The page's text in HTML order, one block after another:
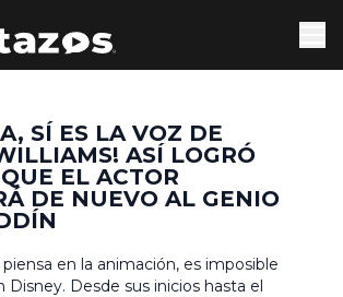
SÍ ES LA VOZ DE
ASÍ LOGRÓ
EL ACTOR
DE NUEVO AL GENIO
en la animación, es imposible
Disney. Desde sus inicios hasta el